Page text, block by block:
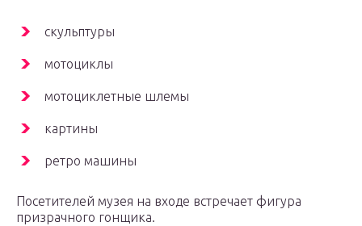
скульптуры
мотоциклы
мотоциклетные шлемы
картины
ретро машины
Посетителей музея на входе встречает фигура
призрачного гонщика.